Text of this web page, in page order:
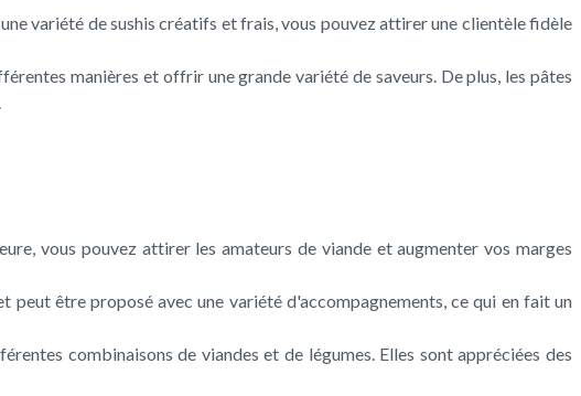
variété de sushis créatifs et frais, vous pouvez attirer une clientèle fidèle
manières et offrir une grande variété de saveurs. De plus, les pâtes
vous pouvez attirer les amateurs de viande et augmenter vos marges
être proposé avec une variété d'accompagnements, ce qui en fait un
combinaisons de viandes et de légumes. Elles sont appréciées des